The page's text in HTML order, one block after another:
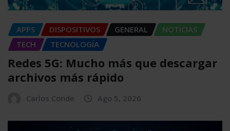
APPS DISPOSITIVOS GENERAL
NOTICIAS
TECH
TECNOLOGÍA
Redes 5G: Mucho más que descargar
archivos más rápido
Carlos Conde Ago 5, 2026